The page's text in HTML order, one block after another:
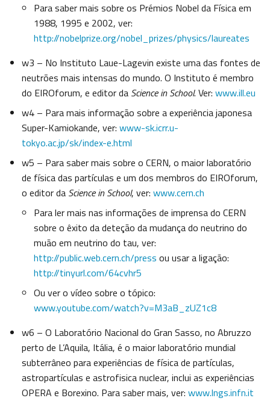
Para saber mais sobre os Prémios Nobel da Física em
1988, 1995 e 2002, ver:
http://nobelprize.org/nobel_prizes/physics/laureates
w3 – No Instituto Laue-Lagevin existe uma das fontes de
neutrões mais intensas do mundo. O Instituto é membro
do EIROforum, e editor da Science in School. Ver: www.ill.eu
w4 – Para mais informação sobre a experiência japonesa
Super-Kamiokande, ver: www-sk.icrr.u-
tokyo.ac.jp/sk/index-e.html
w5 – Para saber mais sobre o CERN, o maior laboratório
de física das partículas e um dos membros do EIROforum,
o editor da Science in School, ver: www.cern.ch
Para ler mais nas informações de imprensa do CERN
sobre o êxito da deteção da mudança do neutrino do
muão em neutrino do tau, ver:
http://public.web.cern.ch/press ou usar a ligação:
http://tinyurl.com/64cvhr5
Ou ver o vídeo sobre o tópico:
www.youtube.com/watch?v=M3aB_zUZ1c8
w6 – O Laboratório Nacional do Gran Sasso, no Abruzzo
perto de L’Aquila, Itália, é o maior laboratório mundial
subterrâneo para experiências de física de partículas,
astropartículas e astrofisica nuclear, inclui as experiências
OPERA e Borexino. Para saber mais, ver: www.lngs.infn.it